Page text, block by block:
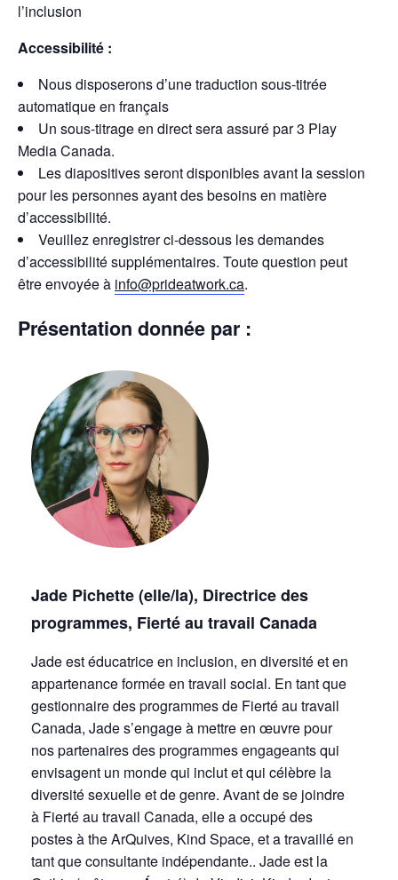
l’inclusion
Accessibilité :
Nous disposerons d’une traduction sous-titrée
automatique en français
Un sous-titrage en direct sera assuré par 3 Play
Media Canada.
Les diapositives seront disponibles avant la session
pour les personnes ayant des besoins en matière
d’accessibilité.
Veuillez enregistrer ci-dessous les demandes
d’accessibilité supplémentaires. Toute question peut
être envoyée à info@prideatwork.ca.
Présentation donnée par :
Jade Pichette (elle/la), Directrice des
programmes, Fierté au travail Canada
Jade est éducatrice en inclusion, en diversité et en
appartenance formée en travail social. En tant que
gestionnaire des programmes de Fierté au travail
Canada, Jade s’engage à mettre en œuvre pour
nos partenaires des programmes engageants qui
envisagent un monde qui inclut et qui célèbre la
diversité sexuelle et de genre. Avant de se joindre
à Fierté au travail Canada, elle a occupé des
postes à the ArQuives, Kind Space, et a travaillé en
tant que consultante indépendante.. Jade est la